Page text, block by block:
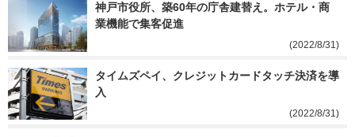
神戸市役所、築60年の庁舎建替え。ホテル・商
業機能で集客促進
(2022/8/31)
タイムズペイ、クレジットカードタッチ決済を導
入
(2022/8/31)